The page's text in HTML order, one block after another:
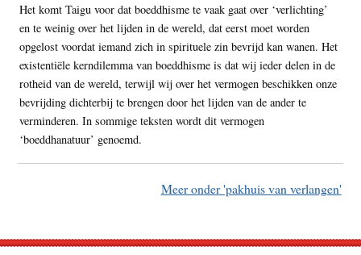
Het komt Taigu voor dat boeddhisme te vaak gaat over ‘verlichting’
en te weinig over het lijden in de wereld, dat eerst moet worden
opgelost voordat iemand zich in spirituele zin bevrijd kan wanen. Het
existentiële kerndilemma van boeddhisme is dat wij ieder delen in de
rotheid van de wereld, terwijl wij over het vermogen beschikken onze
bevrijding dichterbij te brengen door het lijden van de ander te
verminderen. In sommige teksten wordt dit vermogen
‘boeddhanatuur’ genoemd.
Meer onder 'pakhuis van verlangen'